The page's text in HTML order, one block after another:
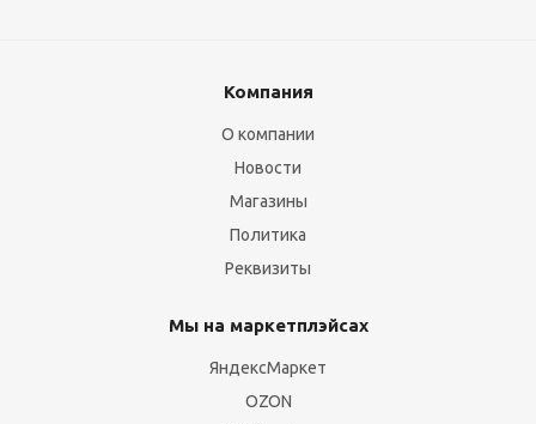
Компания
О компании
Новости
Магазины
Политика
Реквизиты
Мы на маркетплэйсах
ЯндексМаркет
OZON